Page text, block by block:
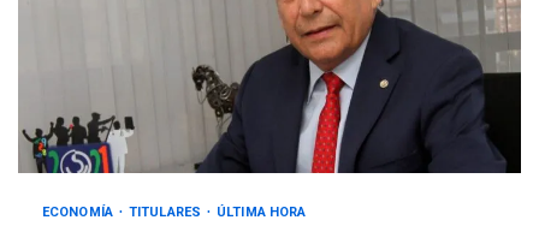
ECONOMÍA TITULARES ÚLTIMA HORA
Escuelas Abiertas 2026
5
REGIONALES
TITULARES
ÚLTIMA HORA
Concejo Municipal de
Mariño respalda a Cámara
de Comercio para reforma